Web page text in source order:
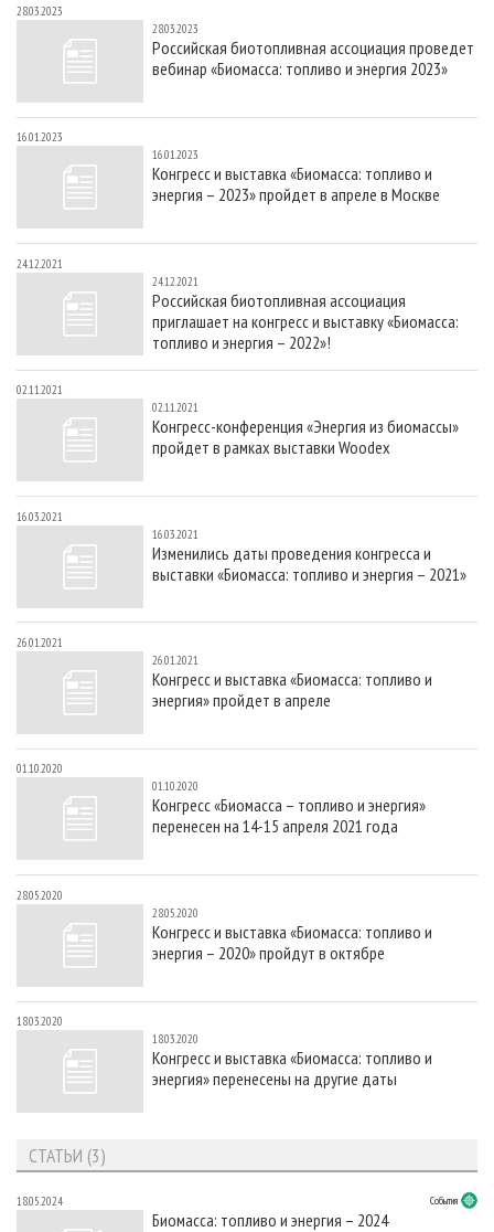
28.03.2023
28.03.2023
Российская биотопливная ассоциация проведет
вебинар «Биомасса: топливо и энергия 2023»
16.01.2023
16.01.2023
Конгресс и выставка «Биомасса: топливо и
энергия – 2023» пройдет в апреле в Москве
24.12.2021
24.12.2021
Российская биотопливная ассоциация
приглашает на конгресс и выставку «Биомасса:
топливо и энергия – 2022»!
02.11.2021
02.11.2021
Конгресс-конференция «Энергия из биомассы»
пройдет в рамках выставки Woodex
16.03.2021
16.03.2021
Изменились даты проведения конгресса и
выставки «Биомасса: топливо и энергия – 2021»
26.01.2021
26.01.2021
Конгресс и выставка «Биомасса: топливо и
энергия» пройдет в апреле
01.10.2020
01.10.2020
Конгресс «Биомасса – топливо и энергия»
перенесен на 14-15 апреля 2021 года
28.05.2020
28.05.2020
Конгресс и выставка «Биомасса: топливо и
энергия – 2020» пройдут в октябре
18.03.2020
18.03.2020
Конгресс и выставка «Биомасса: топливо и
энергия» перенесены на другие даты
СТАТЬИ (3)
18.05.2024 События
Биомасса: топливо и энергия – 2024